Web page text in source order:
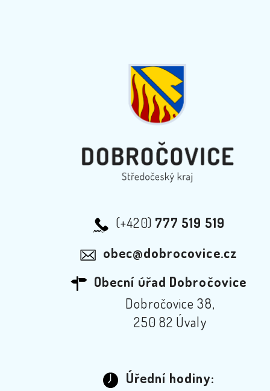
(+420) 777 519 519
obec@dobrocovice.cz
Obecní úřad Dobročovice
Dobročovice 38,
250 82 Úvaly
Úřední hodiny: